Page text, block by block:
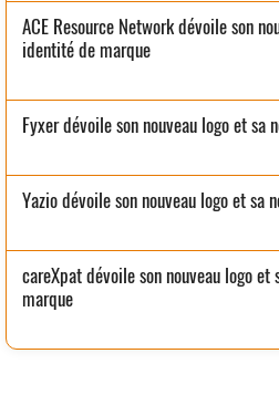
ACE Resource Network dévoile son
identité de marque
Fyxer dévoile son nouveau logo et
Yazio dévoile son nouveau logo et sa
careXpat dévoile son nouveau logo
marque